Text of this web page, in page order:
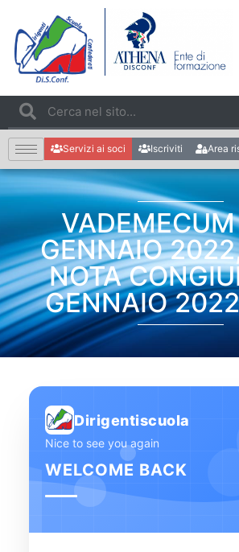
Servizi ai soci Iscriviti Area
GENNAIO
NOTA
GENNAIO
Dirigentiscuola
Nice to see you again
WELCOME BACK